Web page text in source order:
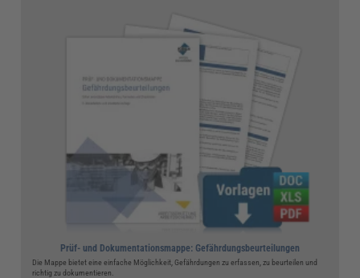
Prüf- und Dokumentationsmappe: Gefährdungsbeurteilungen
Die Mappe bietet eine einfache Möglichkeit, Gefährdungen zu erfassen, zu beurteilen und
richtig zu dokumentieren.